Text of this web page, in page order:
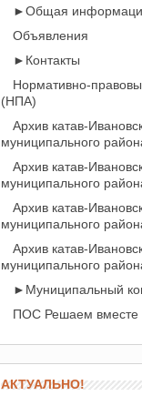
►Общая
Объявления
►Контакты
Нормативно-
(НПА)
Архив катав-
муниципального
Архив катав-
муниципального
Архив катав-
муниципального
Архив катав-
муниципального
►Муниципальный
ПОС Решаем вместе
АКТУАЛЬНО!